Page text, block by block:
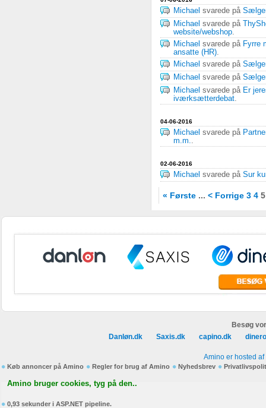
Michael svarede på
Michael svarede på
website/webshop.
Michael svarede på Fyrre
ansatte (HR).
Michael svarede på
Michael svarede på
Michael svarede på Er
iværksætterdebat.
04-06-2016
Michael svarede på
m.m..
02-06-2016
Michael svarede på Sur
« Første ... < Forrige 3 4
Besøg
Danløn.dk
Saxis.dk capino.dk
Amino er hosted af
Køb annoncer på Amino Regler for brug af Amino Nyhedsbrev
Amino bruger cookies, tyg på den..
0,93 sekunder i ASP.NET pipeline.